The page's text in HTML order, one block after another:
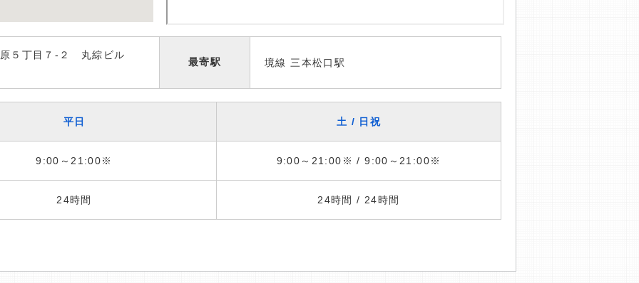
５丁目７-２ 丸綜ビル
最寄駅 境線 三本松口駅
平日 土 / 日祝
9:00～21:00※ 9:00～21:00※ / 9:00～21:00※
24時間 24時間 / 24時間